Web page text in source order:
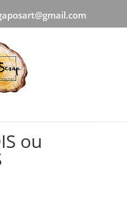
/ Pot cactus BOIS
ou